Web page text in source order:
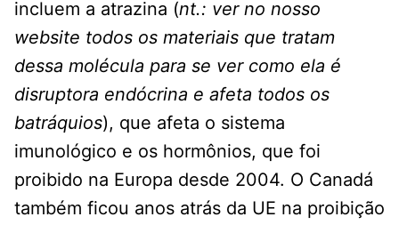
incluem a atrazina (nt.: ver no nosso
website todos os materiais que tratam
dessa molécula para se ver como ela é
disruptora endócrina e afeta todos os
batráquios), que afeta o sistema
imunológico e os hormônios, que foi
proibido na Europa desde 2004. O Canadá
também ficou anos atrás da UE na proibição